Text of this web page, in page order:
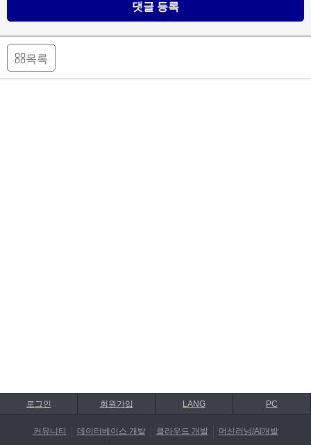
댓글 등록
목록
로그인 회원가입 LANG PC
커뮤니티 데이터베이스 개발 클라우드 개발
머신러닝/AI개발